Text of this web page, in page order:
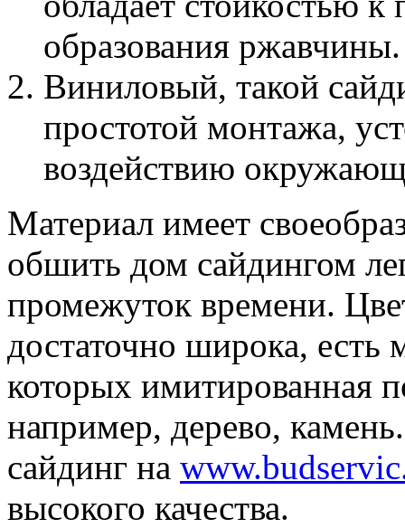
образования ржавчины.
Виниловый, такой
простотой монтажа,
воздействию
Материал имеет
обшить дом сайдингом
промежуток времени.
достаточно широка, есть
которых имитированная
например, дерево,
сайдинг на
высокого качества.